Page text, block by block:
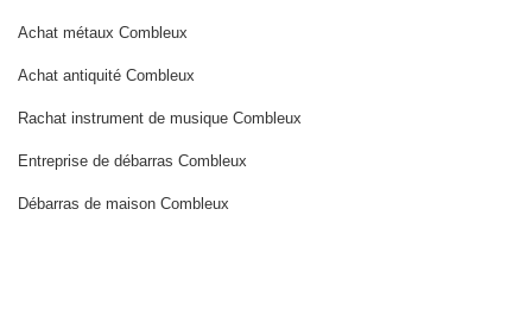
Achat métaux Combleux
Achat antiquité Combleux
Rachat instrument de musique Combleux
Entreprise de débarras Combleux
Débarras de maison Combleux